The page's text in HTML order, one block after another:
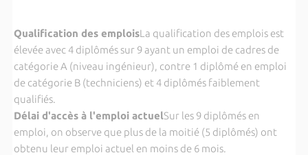
Qualification des emploisLa qualification des emplois est
élevée avec 4 diplômés sur 9 ayant un emploi de cadres de
catégorie A (niveau ingénieur), contre 1 diplômé en emploi
de catégorie B (techniciens) et 4 diplômés faiblement
qualifiés.
Délai d'accès à l'emploi actuelSur les 9 diplômés en
emploi, on observe que plus de la moitié (5 diplômés) ont
obtenu leur emploi actuel en moins de 6 mois.